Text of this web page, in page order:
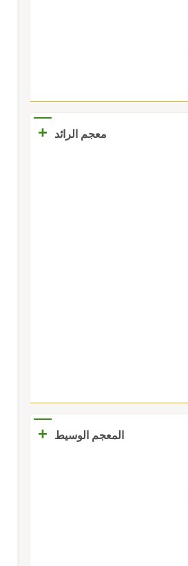
معجم الرائد +
المعجم الوسيط +